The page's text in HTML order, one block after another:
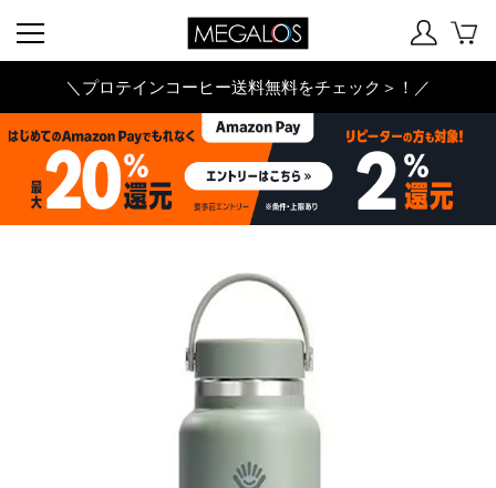
＼プロテインコーヒー送料無料をチェック＞！／